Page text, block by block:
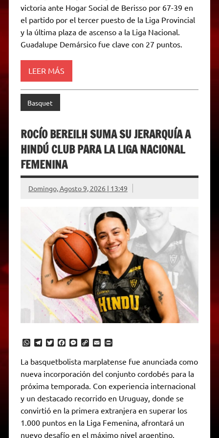
s
p
p
g
r
a
m
t
r
b
o
k
e
n
g
e
L
n
k
l
t
r
i
n
victoria ante Hogar Social de Berisso por 67-39 en
el partido por el tercer puesto de la Liga Provincial
y la última plaza de ascenso a la Liga Nacional.
Guadalupe Demársico fue clave con 27 puntos.
LEER MÁS
Basquet
ROCÍO BEREILH SUMA SU JERARQUÍA A
HINDÚ CLUB PARA LA LIGA NACIONAL
FEMENINA
Domingo, Agosto 9, 2026 | 13:49
W
a
t
s
A
p
p
T
e
g
a
m
T
t
t
r
F
c
e
b
o
k
M
s
e
g
e
C
y
L
n
k
E
a
i
l
P
n
t
r
i
n
d
l
La basquetbolista marplatense fue anunciada como
nueva incorporación del conjunto cordobés para la
próxima temporada. Con experiencia internacional
y un destacado recorrido en Uruguay, donde se
convirtió en la primera extranjera en superar los
1.000 puntos en la Liga Femenina, afrontará un
nuevo desafío en el máximo nivel argentino.